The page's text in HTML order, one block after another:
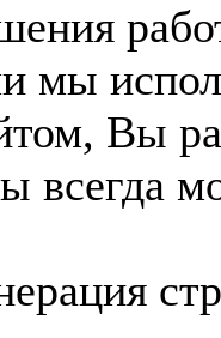
мы
Вы
всегда